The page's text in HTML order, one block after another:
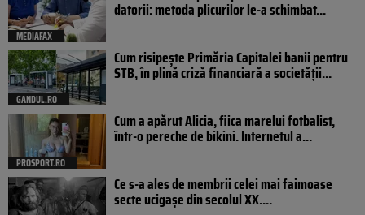
MEDIAFAX
datorii: metoda plicurilor le-a schimbat...
GANDUL.RO
Cum risipește Primăria Capitalei banii pentru
STB, în plină criză financiară a societății...
PROSPORT.RO
Cum a apărut Alicia, fiica marelui fotbalist,
într-o pereche de bikini. Internetul a...
Ce s-a ales de membrii celei mai faimoase
secte ucigașe din secolul XX....